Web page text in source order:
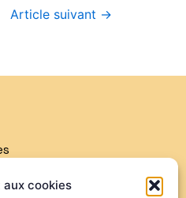
cookies
Article suivant →
?